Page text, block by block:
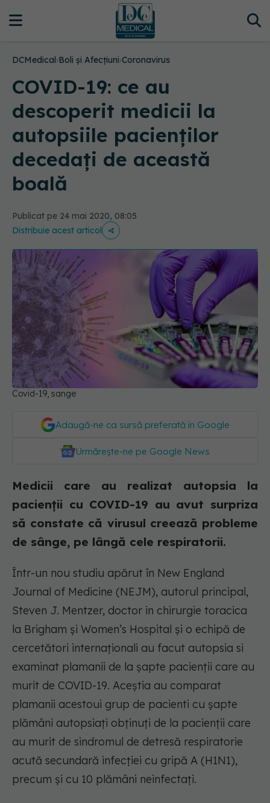
DCMedical›Boli și Afecțiuni›Coronavirus
COVID-19: ce au
descoperit medicii la
autopsiile pacienților
decedați de această
boală
Publicat pe 24 mai 2020, 08:05
Distribuie acest articol
Covid-19, sange
Adaugă-ne ca sursă preferată în Google
Urmărește-ne pe Google News
Medicii care au realizat autopsia la
pacienții cu COVID-19 au avut surpriza
să constate că virusul creează probleme
de sânge, pe lângă cele respiratorii.
Într-un nou studiu apărut în New England
Journal of Medicine (NEJM), autorul principal,
Steven J. Mentzer, doctor in chirurgie toracica
la Brigham și Women’s Hospital și o echipă de
cercetători internaționali au facut autopsia si
examinat plamanii de la șapte pacienții care au
murit de COVID-19. Aceștia au comparat
plamanii acestoui grup de pacienti cu șapte
plămâni autopsiați obținuți de la pacienții care
au murit de sindromul de detresă respiratorie
acută secundară infecției cu gripă A (H1N1),
precum și cu 10 plămâni neinfectați.